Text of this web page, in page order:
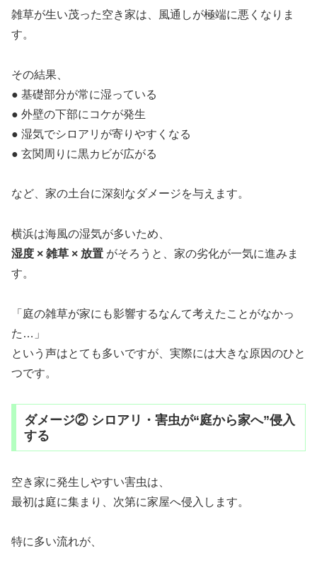
雑草が生い茂った空き家は、風通しが極端に悪くなりま
す。
その結果、
● 基礎部分が常に湿っている
● 外壁の下部にコケが発生
● 湿気でシロアリが寄りやすくなる
● 玄関周りに黒カビが広がる
など、家の土台に深刻なダメージを与えます。
横浜は海風の湿気が多いため、
湿度 × 雑草 × 放置 がそろうと、家の劣化が一気に進みま
す。
「庭の雑草が家にも影響するなんて考えたことがなかっ
た…」
という声はとても多いですが、実際には大きな原因のひと
つです。
ダメージ② シロアリ・害虫が“庭から家へ”侵入
する
空き家に発生しやすい害虫は、
最初は庭に集まり、次第に家屋へ侵入します。
特に多い流れが、